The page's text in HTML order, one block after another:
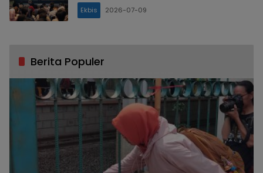
Ekbis 2026-07-09
Berita Populer